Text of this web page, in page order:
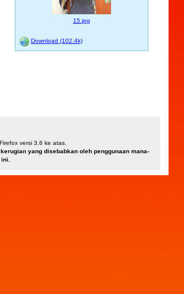
15.jpg
Download (102.4k)
versi 3.6 ke atas.
yang disebabkan oleh penggunaan mana-